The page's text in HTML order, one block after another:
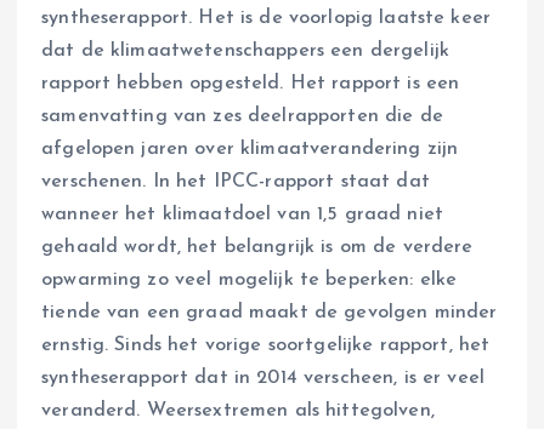
syntheserapport. Het is de voorlopig laatste keer
dat de klimaatwetenschappers een dergelijk
rapport hebben opgesteld. Het rapport is een
samenvatting van zes deelrapporten die de
afgelopen jaren over klimaatverandering zijn
verschenen. In het IPCC-rapport staat dat
wanneer het klimaatdoel van 1,5 graad niet
gehaald wordt, het belangrijk is om de verdere
opwarming zo veel mogelijk te beperken: elke
tiende van een graad maakt de gevolgen minder
ernstig. Sinds het vorige soortgelijke rapport, het
syntheserapport dat in 2014 verscheen, is er veel
veranderd. Weersextremen als hittegolven,